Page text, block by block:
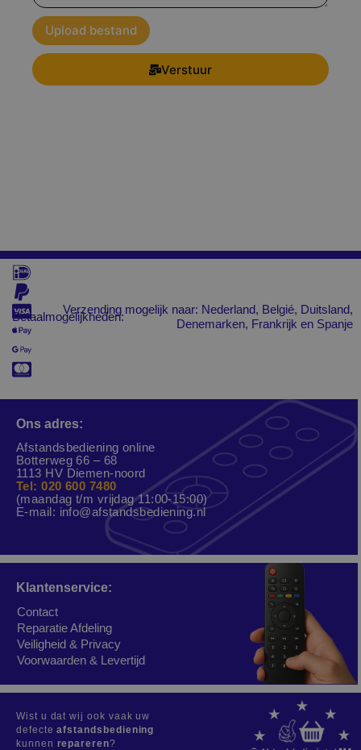
Upload bestand
Verstuur
Betaalmogelijkheden:
Verzending mogelijk naar: Nederland, Belgié, Duitsland,
Denemarken, Frankrijk en Spanje
Ons adres:
Afstandsbediening online
Botterweg 66 – 68
1113 HV Diemen-noord
Tel: 020 600 7480
(maandag t/m vrijdag 11:00-15:00)
E-mail: info@afstandsbediening.nl
Klantenservice:
Contact
Reparatie Afdeling
Veiligheid & Privacy
Voorwaarden & Levertijd
Wist u dat wij ook vaak uw
defecteafstandsbediening
kunnen repareren?